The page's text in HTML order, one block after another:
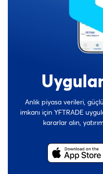
Anlık piyasa verileri,
imkanı için YFTRADE
kararlar alın,